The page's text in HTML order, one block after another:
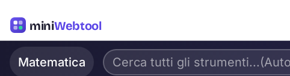
miniWebtool
Matematica